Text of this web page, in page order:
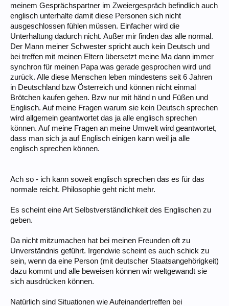
meinem Gesprächspartner im Zweiergespräch befindlich auch
englisch unterhalte damit diese Personen sich nicht
ausgeschlossen fühlen müssen. Einfacher wird die
Unterhaltung dadurch nicht. Außer mir finden das alle normal.
Der Mann meiner Schwester spricht auch kein Deutsch und
bei treffen mit meinen Eltern übersetzt meine Ma dann immer
synchron für meinen Papa was gerade gesprochen wird und
zurück. Alle diese Menschen leben mindestens seit 6 Jahren
in Deutschland bzw Österreich und können nicht einmal
Brötchen kaufen gehen. Bzw nur mit händ n und Füßen und
Englisch. Auf meine Fragen warum sie kein Deutsch sprechen
wird allgemein geantwortet das ja alle englisch sprechen
können. Auf meine Fragen an meine Umwelt wird geantwortet,
dass man sich ja auf Englisch einigen kann weil ja alle
englisch sprechen können.
Ach so - ich kann soweit englisch sprechen das es für das
normale reicht. Philosophie geht nicht mehr.
Es scheint eine Art Selbstverständlichkeit des Englischen zu
geben.
Da nicht mitzumachen hat bei meinen Freunden oft zu
Unverständnis geführt. Irgendwie scheint es auch schick zu
sein, wenn da eine Person (mit deutscher Staatsangehörigkeit)
dazu kommt und alle beweisen können wir weltgewandt sie
sich ausdrücken können.
Natürlich sind Situationen wie Aufeinandertreffen bei